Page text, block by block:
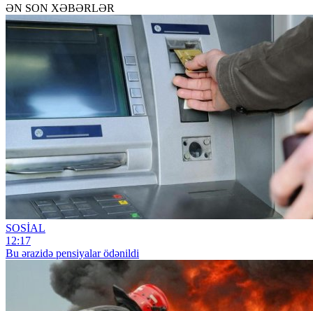
ƏN SON XƏBƏRLƏR
SOSİAL
12:17
Bu ərazidə pensiyalar ödənildi